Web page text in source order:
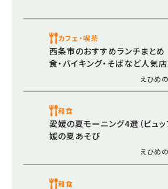
カフェ・喫茶
西条市のおすすめランチまと
食・バイキング・そばなど人気
えひめ
和食
愛媛の夏モーニング4選（ビュッ
媛の夏あそび
えひめ
和食